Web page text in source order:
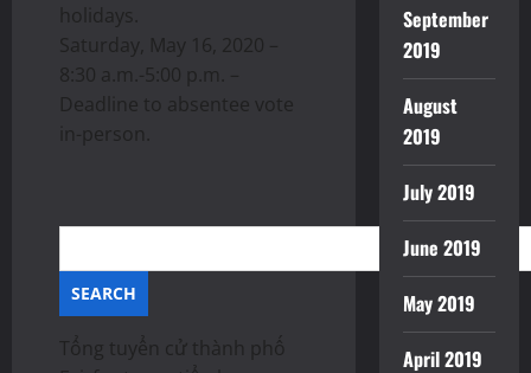
holidays.
Saturday, May 16, 2020 –
8:30 a.m.-5:00 p.m. –
Deadline to absentee vote
in-person.
Tổng tuyển cử thành phố
September
2019
August
2019
July 2019
June 2019
May 2019
April 2019